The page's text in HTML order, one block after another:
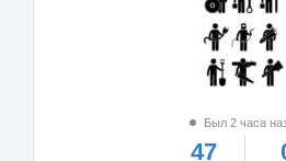
Был 2 часа
47